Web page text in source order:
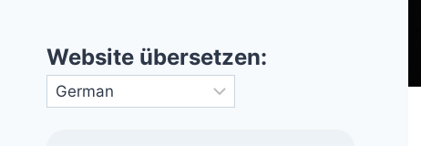
Website übersetzen: